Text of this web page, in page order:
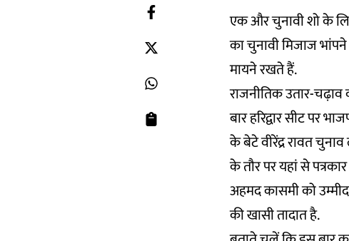
एक और चुनावी शो के लिए
का चुनावी मिजाज
मायने रखते हैं.
राजनीतिक उतार-चढ़ाव
बार हरिद्वार सीट पर
के बेटे वीरेंद्र रावत
के तौर पर यहां से
अहमद कासमी को
की खासी तादात है.